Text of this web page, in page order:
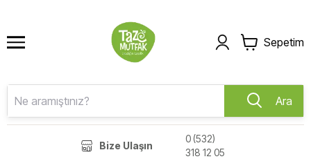
Sepetim
Ara
Bize Ulaşın
0 (532)
318 12 05